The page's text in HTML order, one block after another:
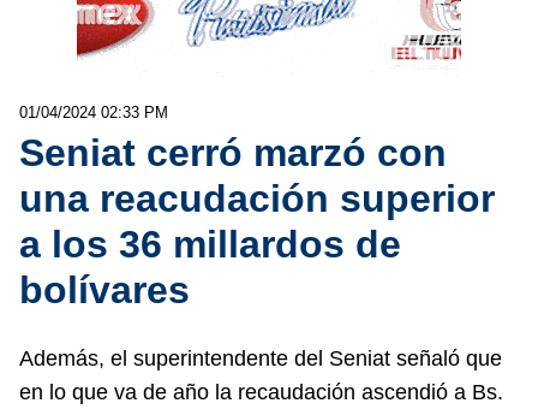
01/04/2024 02:33 PM
Seniat cerró marzó con
una reacudación superior
a los 36 millardos de
bolívares
Además, el superintendente del Seniat señaló que
en lo que va de año la recaudación ascendió a Bs.